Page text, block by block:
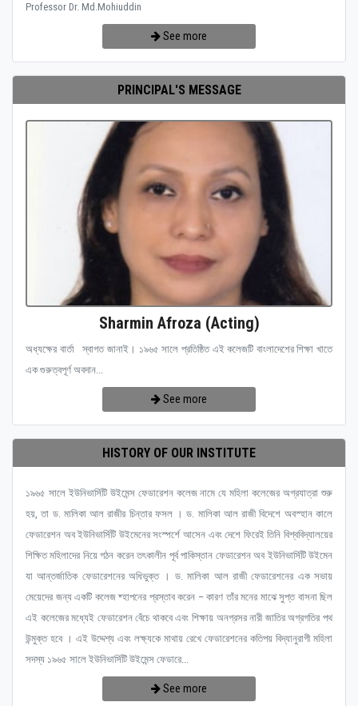
Professor Dr. Md.Mohiuddin
See more
PRINCIPAL'S MESSAGE
Sharmin Afroza (Acting)
অধ্যক্ষের বার্তা স্বাগত জানাই। ১৯৬৫ সালে প্রতিষ্ঠিত এই কলেজটি বাংলাদেশের শিক্ষা খাতে
এক গুরুত্বপূর্ণ অবদান...
See more
HISTORY OF OUR INSTITUTE
১৯৬৫ সালে ইউনিভার্সিটি উইমেন্স ফেডারেশন কলেজ নামে যে মহিলা কলেজের অগ্রযাত্রা শুরু
হয়, তা ড. মালিকা আল রাজীর চিন্তার ফসল । ড. মালিকা আল রাজী বিদেশে অবস্হান কালে
ফেডারেশন অব ইউনিভার্সিটি উইমেনের সংস্পর্শে আসেন এবং দেশে ফিরেই তিনি বিশ্ববিদ্যালয়ের
শিক্ষিত মহিলাদের নিয়ে গঠন করেন তৎকালীন পূর্ব পাকিস্তান ফেডারেশন অব ইউনিভার্সিটি উইমেন
যা আন্তর্জাতিক ফেডারেশনের অধিভুক্ত । ড. মালিকা আল রাজী ফেডারেশনের এক সভায়
মেয়েদের জন্য একটি কলেজ ষ্হাপনের প্রস্তাব করেন – কারণ তাঁর মনের মাঝে সুপ্ত বাসনা ছিল
এই কলেজের মধ্যেই ফেডারেশন বেঁচে থাকবে এবং শিক্ষায় অনগ্রসর নারী জাতির অগ্রগতির পথ
উন্মুক্ত হবে । এই উদ্দেশ্য এবং লক্ষ্যকে মাথায় রেখে ফেডারেশনের কতিপয় বিদ্যানুরাগী মহিলা
সদস্য ১৯৬৫ সালে ইউনিভার্সিটি উইমেন্স ফেডারে...
See more